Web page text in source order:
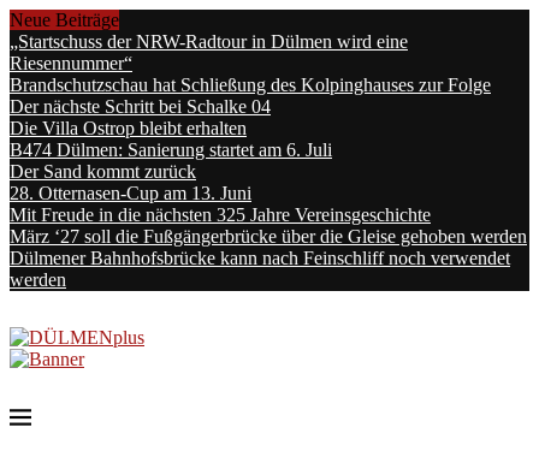
Neue Beiträge
„Startschuss der NRW-Radtour in Dülmen wird eine
Riesennummer“
Brandschutzschau hat Schließung des Kolpinghauses zur Folge
Der nächste Schritt bei Schalke 04
Die Villa Ostrop bleibt erhalten
B474 Dülmen: Sanierung startet am 6. Juli
Der Sand kommt zurück
28. Otternasen-Cup am 13. Juni
Mit Freude in die nächsten 325 Jahre Vereinsgeschichte
März ‘27 soll die Fußgängerbrücke über die Gleise gehoben werden
Dülmener Bahnhofsbrücke kann nach Feinschliff noch verwendet
werden